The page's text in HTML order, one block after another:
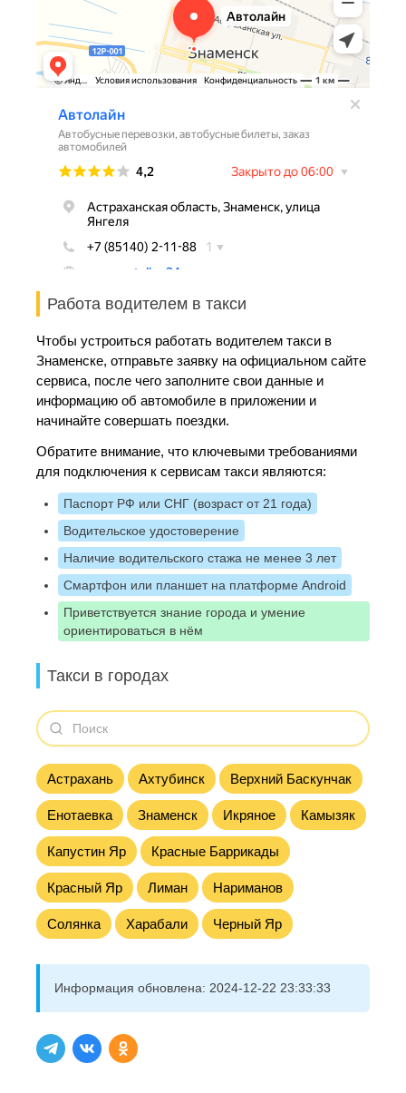
Работа водителем в такси
Чтобы устроиться работать водителем такси в
Знаменске, отправьте заявку на официальном сайте
сервиса, после чего заполните свои данные и
информацию об автомобиле в приложении и
начинайте совершать поездки.
Обратите внимание, что ключевыми требованиями
для подключения к сервисам такси являются:
Паспорт РФ или СНГ (возраст от 21 года)
Водительское удостоверение
Наличие водительского стажа не менее 3 лет
Смартфон или планшет на платформе Android
Приветствуется знание города и умение
ориентироваться в нём
Такси в городах
Астрахань Ахтубинск Верхний Баскунчак
Енотаевка Знаменск Икряное Камызяк
Капустин Яр Красные Баррикады
Красный Яр Лиман Нариманов
Солянка Харабали Черный Яр
Информация обновлена: 2024-12-22 23:33:33